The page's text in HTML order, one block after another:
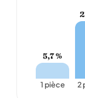
5,7 %
1 pièce 2